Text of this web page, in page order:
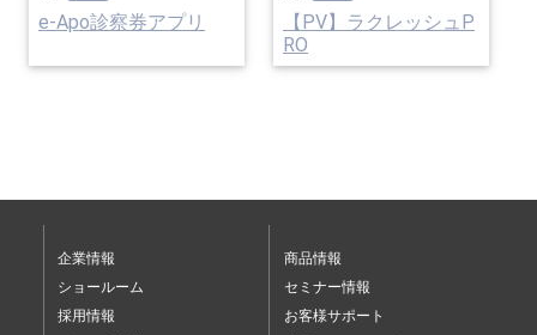
e-Apo診察券アプリ
【PV】ラクレッシュP
RO
企業情報
ショールーム
採用情報
商品情報
セミナー情報
お客様サポート